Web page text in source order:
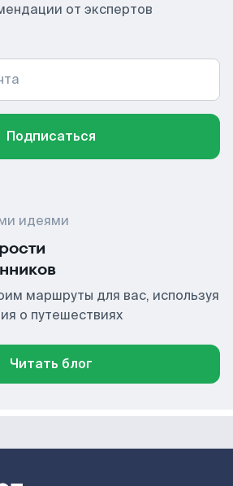
от экспертов
Подписаться
идеями
маршруты для вас, используя
о путешествиях
Читать блог